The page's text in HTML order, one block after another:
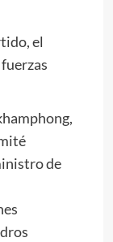
el
de